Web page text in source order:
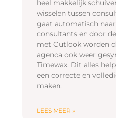
heel makkelijk
wisselen tussen
gaat automatisch
consultants en door
met Outlook worden
agenda ook weer
Timewax. Dit alles
een correcte en
maken.
LEES MEER »